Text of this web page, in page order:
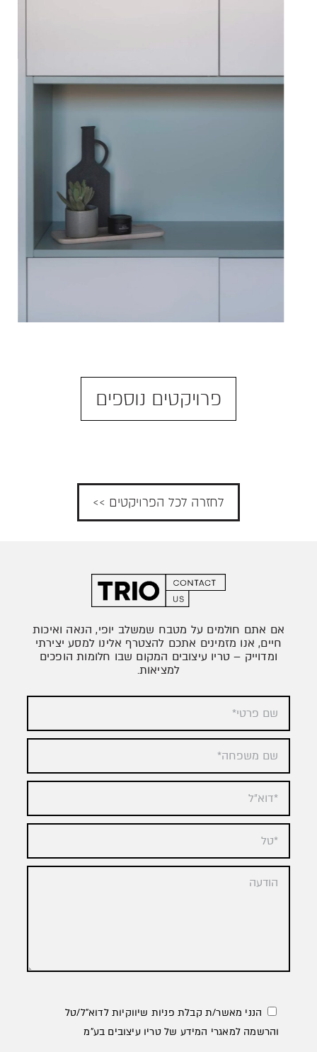
פרויקטים נוספים
לחזרה לכל הפרויקטים >>
אם אתם חולמים על מטבח שמשלב יופי, הנאה ואיכות
חיים, אנו מזמינים אתכם להצטרף אלינו למסע יצירתי
ומדוייק – טריו עיצובים המקום שבו חלומות הופכים
למציאות.
הנני מאשר/ת קבלת פניות שיווקיות לדוא״ל/טל
והרשמה למאגרי המידע של טריו עיצובים בע״מ